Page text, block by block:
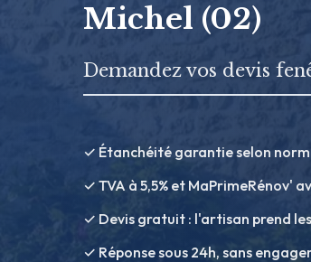
Michel (02)
Demandez vos devis
✓ Étanchéité garantie selon
✓ TVA à 5,5% et MaPrimeRénov'
✓ Devis gratuit : l'artisan prend
✓ Réponse sous 24h, sans